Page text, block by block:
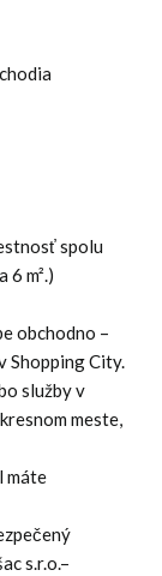
spolu
6 m².)
obchodno –
Shopping City.
služby v
meste,
máte
s.r.o.–